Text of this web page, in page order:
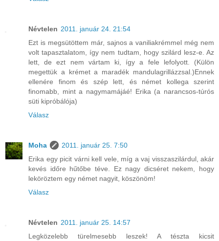
Névtelen 2011. január 24. 21:54
Ezt is megsütöttem már, sajnos a vaniliakrémmel még nem
volt tapasztalatom, így nem tudtam, hogy szilárd lesz-e. Az
lett, de ezt nem vártam ki, így a fele lefolyott. (Külön
megettük a krémet a maradék mandulagrillázzsal.)Ennek
ellenére finom és szép lett, és német kollega szerint
finomabb, mint a nagymamájáé! Erika (a narancsos-túrós
süti kipróbálója)
Válasz
Moha
2011. január 25. 7:50
Erika egy picit várni kell vele, míg a vaj visszaszilárdul, akár
kevés időre hűtőbe téve. Ez nagy dicséret nekem, hogy
leköröztem egy német nagyit, köszönöm!
Válasz
Névtelen 2011. január 25. 14:57
Legközelebb türelmesebb leszek! A tészta kicsit